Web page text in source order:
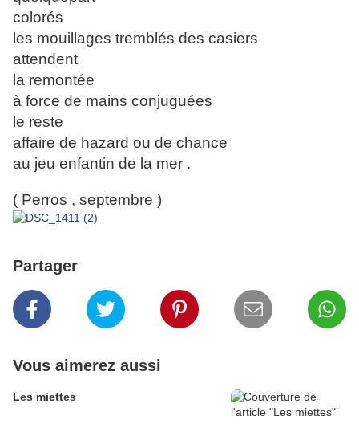
colorés
les mouillages tremblés des casiers
attendent
la remontée
à force de mains conjuguées
le reste
affaire de hazard ou de chance
au jeu enfantin de la mer .
( Perros , septembre )
Partager
Vous aimerez aussi
Les miettes